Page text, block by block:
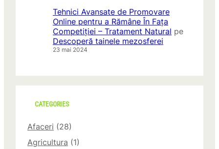
Tehnici Avansate de Promovare
Online pentru a Rămâne În Fața
Competiției – Tratament Natural pe
Descoperă tainele mezosferei
23 mai 2024
CATEGORIES
Afaceri (28)
Agricultura (1)